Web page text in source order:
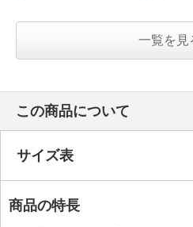
一覧を見
この商品について
サイズ表
商品の特長